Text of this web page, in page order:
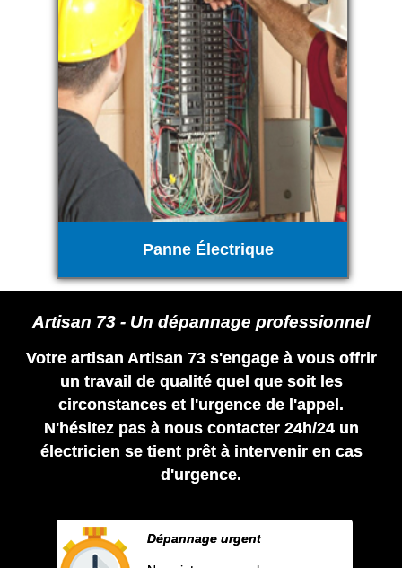
Panne Électrique
Artisan 73 - Un dépannage professionnel
Votre artisan Artisan 73 s'engage à vous offrir
un travail de qualité quel que soit les
circonstances et l'urgence de l'appel.
N'hésitez pas à nous contacter 24h/24 un
électricien se tient prêt à intervenir en cas
d'urgence.
Dépannage urgent